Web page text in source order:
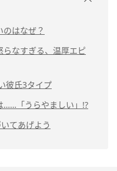
はなぜ？
なすぎる、温厚エピ
彼氏3タイプ
……「うらやましい」!?
てあげよう